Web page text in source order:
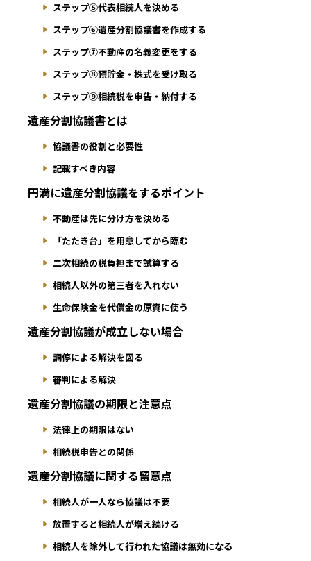
ステップ⑤代表相続人を決める
ステップ⑥遺産分割協議書を作成する
ステップ⑦不動産の名義変更をする
ステップ⑧預貯金・株式を受け取る
ステップ⑨相続税を申告・納付する
遺産分割協議書とは
協議書の役割と必要性
記載すべき内容
円満に遺産分割協議をするポイント
不動産は先に分け方を決める
「たたき台」を用意してから臨む
二次相続の税負担まで試算する
相続人以外の第三者を入れない
生命保険金を代償金の原資に使う
遺産分割協議が成立しない場合
調停による解決を図る
審判による解決
遺産分割協議の期限と注意点
法律上の期限はない
相続税申告との関係
遺産分割協議に関する留意点
相続人が一人なら協議は不要
放置すると相続人が増え続ける
相続人を除外して行われた協議は無効になる